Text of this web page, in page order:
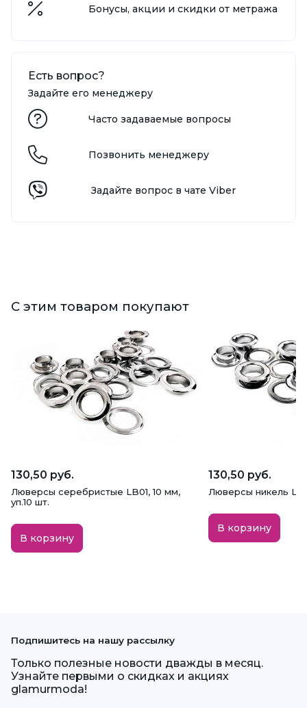
Бонусы, акции и скидки от метража
Есть вопрос?
Задайте его менеджеру
Часто задаваемые вопросы
Позвонить менеджеру
Задайте вопрос в чате Viber
С этим товаром покупают
130,50 руб.
Люверсы серебристые LB01, 10 мм,
уп.10 шт.
В корзину
130,50 руб.
Люверсы никель
В корзину
Подпишитесь на нашу рассылку
Только полезные новости дважды в месяц.
Узнайте первыми о скидках и акциях
glamurmoda!